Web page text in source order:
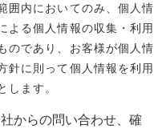
囲内においてのみ、個人情
よる個人情報の収集・利用
のであり、お客様が個人情
針に則って個人情報を利用
します。
からの問い合わせ、確